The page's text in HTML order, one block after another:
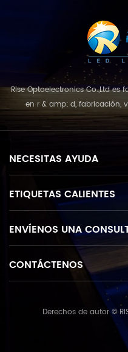
Rise Optoelectronics Co.,Ltd es
en r & amp; d, fabricación,
iluminación led, con una
iluminación para uso
NECESITAS AYUDA
ETIQUETAS CALIENTES
ENVÍENOS UNA
CONTÁCTENOS
Derechos de autor ©